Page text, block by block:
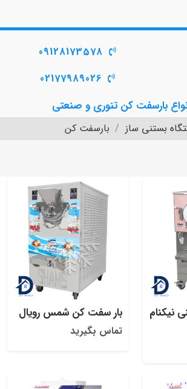
بارسفت کن تنوری و صنعتی
09128173578
02177989026
بستنی ساز بارسفت کن
نیکنام بار سفت کن شمس رویال
تماس بگیرید